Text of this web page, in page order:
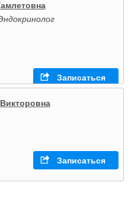
Записаться
Записаться